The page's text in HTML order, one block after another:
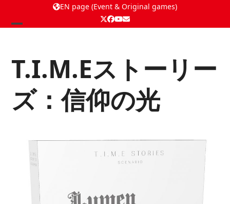
EN page (Event & Original games)
Twitter
Facebook
YouTube
Email
T.I.M.Eストーリー
ズ：信仰の光